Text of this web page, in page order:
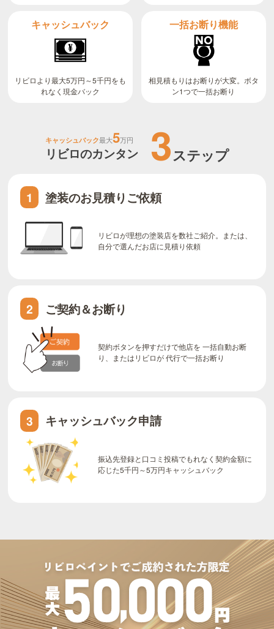
キャッシュバック
リビロより最大5万円～5千円をも
れなく現金バック
一括お断り機能
相見積もりはお断りが大変。ボタ
ン1つで一括お断り
キャッシュバック最大5万円
リビロのカンタン 3ステップ
1 塗装のお見積りご依頼
リビロが理想の塗装店を数社ご紹介。または、
自分で選んだお店に見積り依頼
2 ご契約＆お断り
契約ボタンを押すだけで他店を 一括自動お断
り、またはリビロが 代行で一括お断り
3 キャッシュバック申請
振込先登録と口コミ投稿でもれなく契約金額に
応じた5千円～5万円キャッシュバック